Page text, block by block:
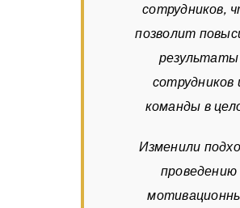
сотрудников,
позволит
результаты
сотрудников
команды в
Изменили
проведению